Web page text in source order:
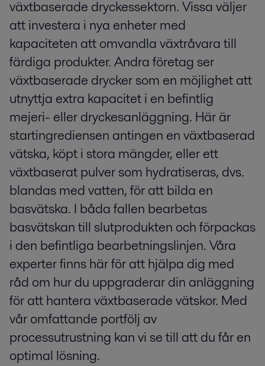
växtbaserade dryckessektorn. Vissa väljer
att investera i nya enheter med
kapaciteten att omvandla växtråvara till
färdiga produkter. Andra företag ser
växtbaserade drycker som en möjlighet att
utnyttja extra kapacitet i en befintlig
mejeri- eller dryckesanläggning. Här är
startingrediensen antingen en växtbaserad
vätska, köpt i stora mängder, eller ett
växtbaserat pulver som hydratiseras, dvs.
blandas med vatten, för att bilda en
basvätska. I båda fallen bearbetas
basvätskan till slutprodukten och förpackas
i den befintliga bearbetningslinjen. Våra
experter finns här för att hjälpa dig med
råd om hur du uppgraderar din anläggning
för att hantera växtbaserade vätskor. Med
vår omfattande portfölj av
processutrustning kan vi se till att du får en
optimal lösning.